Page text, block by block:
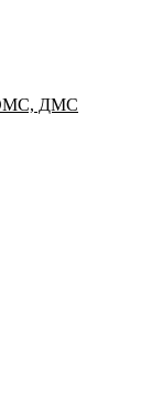
ОМС, ДМС